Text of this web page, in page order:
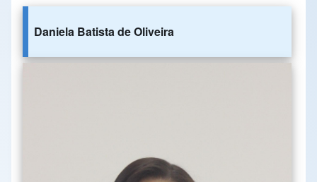
Daniela Batista de Oliveira